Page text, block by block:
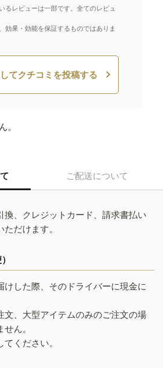
るレビューは一部です。全てのレビュ
効果・効能を保証するものではありま
てクチコミを投稿する
。
ご配送について
換、クレジットカード、請求書払い
ただけます。
けした際、そのドライバーに現金に
文、大型アイテムのみのご注文の場
ん。
ください。